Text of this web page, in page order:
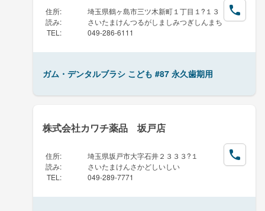
住所:
埼玉県鶴ヶ島市三ツ木新町１丁目１?１３
読み:
さいたまけんつるがしましみつぎしんまち
TEL : 049-286-6111
ガム・デンタルブラシ こども #87 永久歯期用
株式会社カワチ薬品 坂戸店
住所:
埼玉県坂戸市大字石井２３３３?１
読み:
さいたまけんさかどしいしい
TEL : 049-289-7771